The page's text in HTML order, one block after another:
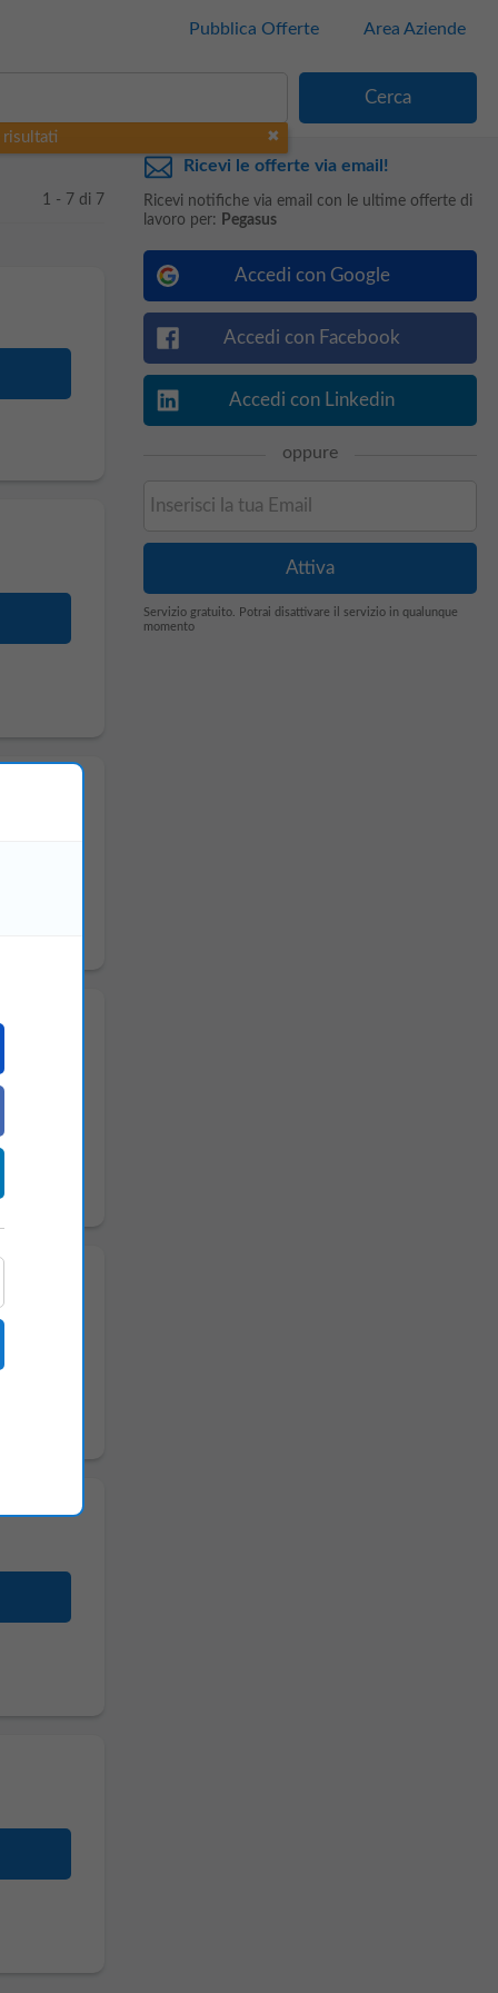
Pubblica Offerte Area Aziende
risultati
1 - 7 di 7
Ricevi le offerte via email!
Ricevi notifiche via email con le ultime offerte di
lavoro per: Pegasus
Accedi con Google
Accedi con Facebook
Accedi con Linkedin
oppure
Servizio gratuito. Potrai disattivare il servizio in qualunque
momento